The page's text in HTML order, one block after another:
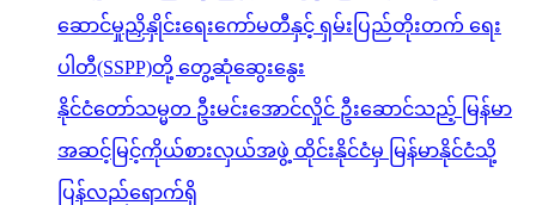
ဆောင်မှုညှိနှိုင်းရေးကော်မတီနှင့် ရှမ်းပြည်တိုးတက် ရေး
ပါတီ(SSPP)တို့ တွေ့ဆုံဆွေးနွေး
နိုင်ငံတော်သမ္မတ ဦးမင်းအောင်လှိုင် ဦးဆောင်သည့် မြန်မာ
အဆင့်မြင့်ကိုယ်စားလှယ်အဖွဲ့ ထိုင်းနိုင်ငံမှ မြန်မာနိုင်ငံသို့
ပြန်လည်ရောက်ရှိ